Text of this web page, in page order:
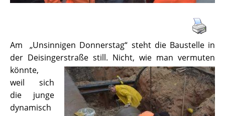
Am „Unsinnigen Donnerstag“ steht die Baustelle in
der Deisingerstraße still. Nicht, wie man vermuten
könnte,
weil sich
die junge
dynamisch